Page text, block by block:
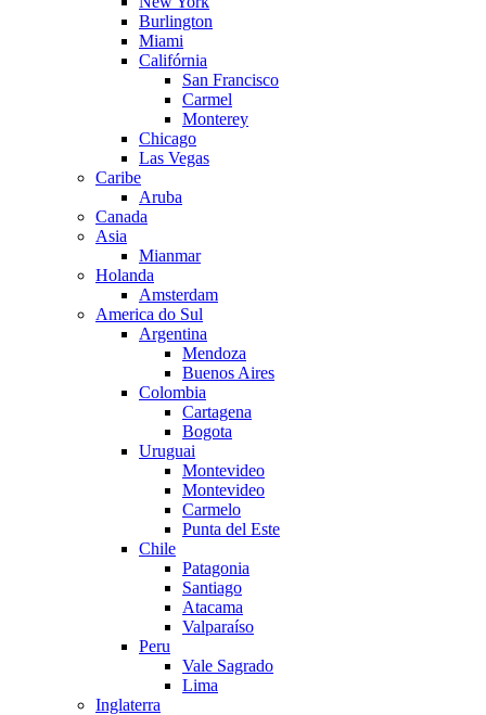
Burlington
Miami
Califórnia
San Francisco
Carmel
Monterey
Chicago
Las Vegas
Caribe
Aruba
Canada
Asia
Mianmar
Holanda
Amsterdam
America do Sul
Argentina
Mendoza
Buenos Aires
Colombia
Cartagena
Bogota
Uruguai
Montevideo
Montevideo
Carmelo
Punta del Este
Chile
Patagonia
Santiago
Atacama
Valparaíso
Peru
Vale Sagrado
Lima
Inglaterra